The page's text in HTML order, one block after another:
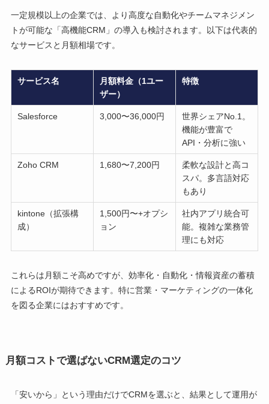
一定規模以上の企業では、より高度な自動化やチームマネジメン
トが可能な「高機能CRM」の導入も検討されます。以下は代表的
なサービスと月額相場です。
サービス名
月額料金（1ユー
ザー）
特徴
Salesforce 3,000〜36,000円
世界シェアNo.1。
機能が豊富で
API・分析に強い
Zoho CRM 1,680〜7,200円
柔軟な設計と高コ
スパ。多言語対応
もあり
kintone（拡張構
成）
1,500円〜+オプシ
ョン
社内アプリ統合可
能。複雑な業務管
理にも対応
これらは月額こそ高めですが、効率化・自動化・情報資産の蓄積
によるROIが期待できます。特に営業・マーケティングの一体化
を図る企業にはおすすめです。
月額コストで選ばないCRM選定のコツ
「安いから」という理由だけでCRMを選ぶと、結果として運用が